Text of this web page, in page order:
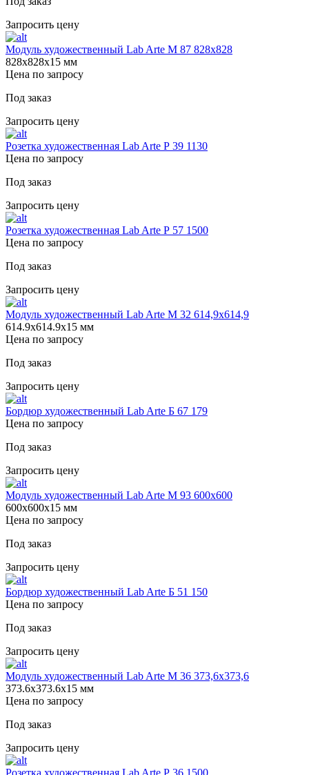
Запросить цену
Модуль художественный Lab Arte М 87 828х828
828х828х15 мм
Цена по запросу
Под заказ
Запросить цену
Розетка художественная Lab Arte Р 39 1130
Цена по запросу
Под заказ
Запросить цену
Розетка художественная Lab Arte Р 57 1500
Цена по запросу
Под заказ
Запросить цену
Модуль художественный Lab Arte М 32 614,9х614,9
614.9х614.9х15 мм
Цена по запросу
Под заказ
Запросить цену
Бордюр художественный Lab Arte Б 67 179
Цена по запросу
Под заказ
Запросить цену
Модуль художественный Lab Arte М 93 600х600
600х600х15 мм
Цена по запросу
Под заказ
Запросить цену
Бордюр художественный Lab Arte Б 51 150
Цена по запросу
Под заказ
Запросить цену
Модуль художественный Lab Arte М 36 373,6х373,6
373.6х373.6х15 мм
Цена по запросу
Под заказ
Запросить цену
Розетка художественная Lab Arte Р 36 1500